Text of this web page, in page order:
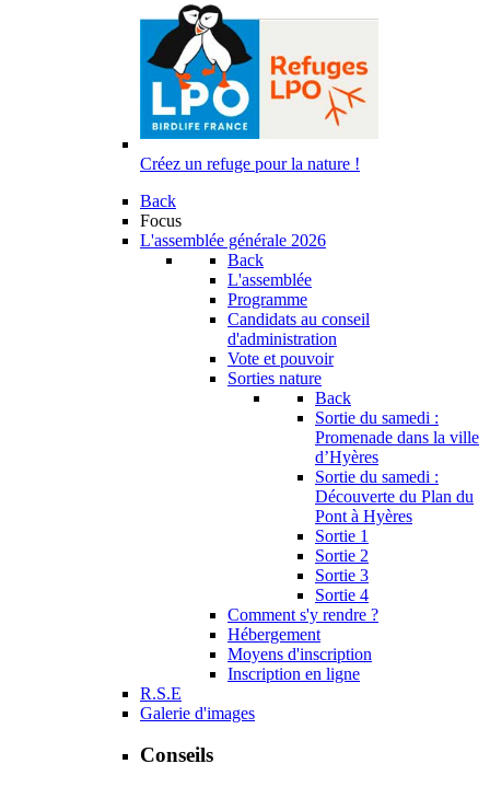
Créez un refuge pour la nature !
Back
Focus
L'assemblée générale 2026
Back
L'assemblée
Programme
Candidats au conseil
d'administration
Vote et pouvoir
Sorties nature
Back
Sortie du samedi :
Promenade dans la ville
d’Hyères
Sortie du samedi :
Découverte du Plan du
Pont à Hyères
Sortie 1
Sortie 2
Sortie 3
Sortie 4
Comment s'y rendre ?
Hébergement
Moyens d'inscription
Inscription en ligne
R.S.E
Galerie d'images
Conseils